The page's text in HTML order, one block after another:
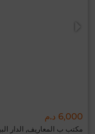
6,000 د.م
مكتب ب المعاريف, الدار